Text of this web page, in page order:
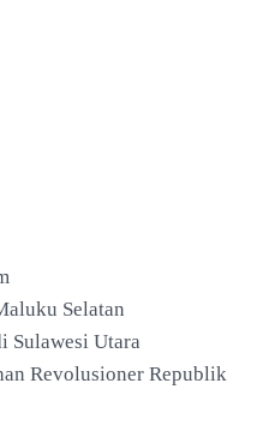
Selatan
Sulawesi Utara
Revolusioner Republik